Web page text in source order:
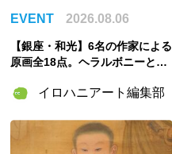
EVENT 2026.08.06
【銀座・和光】6名の作家による
原画全18点。ヘラルボニーとの
6」8月6日開催
イロハニアート編集部